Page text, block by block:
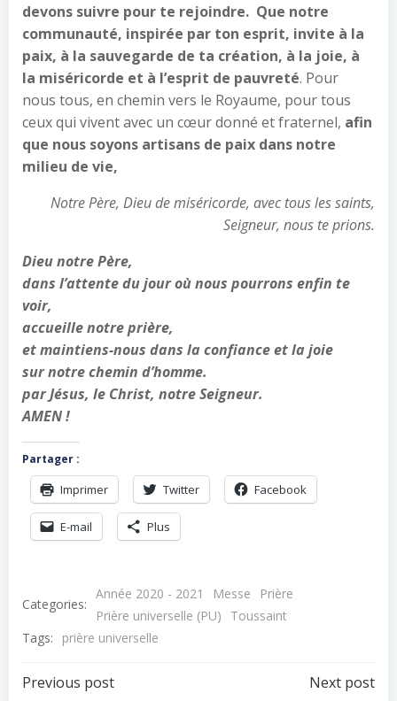
devons suivre pour te rejoindre. Que notre
communauté, inspirée par ton esprit, invite à la
paix, à la sauvegarde de ta création, à la joie, à
la miséricorde et à l’esprit de pauvreté. Pour
nous tous, en chemin vers le Royaume, pour tous
ceux qui vivent avec un cœur donné et fraternel, afin
que nous soyons artisans de paix dans notre
milieu de vie,
Notre Père, Dieu de miséricorde, avec tous les saints,
Seigneur, nous te prions.
Dieu notre Père,
dans l’attente du jour où nous pourrons enfin te
voir,
accueille notre prière,
et maintiens-nous dans la confiance et la joie
sur notre chemin d’homme.
par Jésus, le Christ, notre Seigneur.
AMEN !
Partager :
Imprimer Twitter Facebook
E-mail Plus
Categories:
Année 2020 - 2021 Messe
Prière
Prière universelle (PU)
Toussaint
Tags:
prière universelle
Previous post Next post